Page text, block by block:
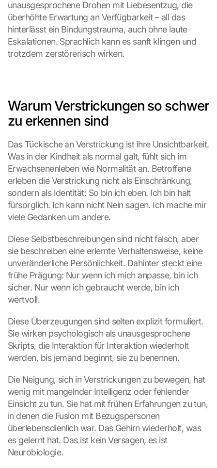
unausgesprochene Drohen mit Liebesentzug, die
überhöhte Erwartung an Verfügbarkeit – all das
hinterlässt ein Bindungstrauma, auch ohne laute
Eskalationen. Sprachlich kann es sanft klingen und
trotzdem zerstörerisch wirken.
Warum Verstrickungen so schwer
zu erkennen sind
Das Tückische an Verstrickung ist ihre Unsichtbarkeit.
Was in der Kindheit als normal galt, fühlt sich im
Erwachsenenleben wie Normalität an. Betroffene
erleben die Verstrickung nicht als Einschränkung,
sondern als Identität: So bin ich eben. Ich bin halt
fürsorglich. Ich kann nicht Nein sagen. Ich mache mir
viele Gedanken um andere.
Diese Selbstbeschreibungen sind nicht falsch, aber
sie beschreiben eine erlernte Verhaltensweise, keine
unveränderliche Persönlichkeit. Dahinter steckt eine
frühe Prägung: Nur wenn ich mich anpasse, bin ich
sicher. Nur wenn ich gebraucht werde, bin ich
wertvoll.
Diese Überzeugungen sind selten explizit formuliert.
Sie wirken psychologisch als unausgesprochene
Skripts, die Interaktion für Interaktion wiederholt
werden, bis jemand beginnt, sie zu benennen.
Die Neigung, sich in Verstrickungen zu bewegen, hat
wenig mit mangelnder Intelligenz oder fehlender
Einsicht zu tun. Sie hat mit frühen Erfahrungen zu tun,
in denen die Fusion mit Bezugspersonen
überlebensdienlich war. Das Gehirn wiederholt, was
es gelernt hat. Das ist kein Versagen, es ist
Neurobiologie.